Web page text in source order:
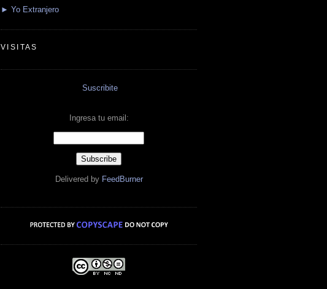
► Yo Extranjero
VISITAS
Suscribite
Ingresa tu email:
Delivered by FeedBurner